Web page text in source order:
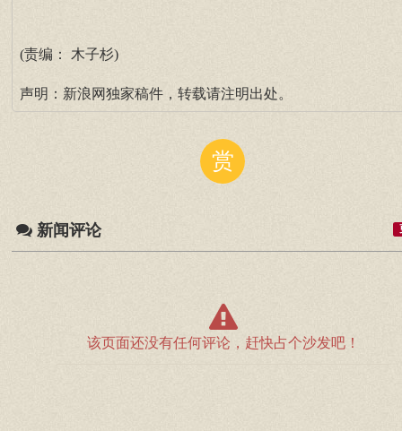
(责编： 木子杉)
声明：新浪网独家稿件，转载请注明出处。
赏
新闻评论
该页面还没有任何评论，赶快占个沙发吧！